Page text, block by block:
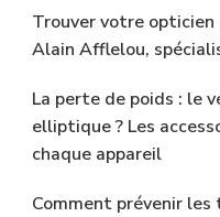
Trouver votre opticien
Alain Afflelou,
La perte de poids : le
elliptique ? Les
chaque appareil
Comment prévenir les